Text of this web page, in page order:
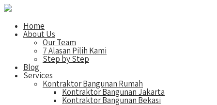
Home
About Us
Our Team
7 Alasan Pilih Kami
Step by Step
Blog
Services
Kontraktor Bangunan Rumah
Kontraktor Bangunan Jakarta
Kontraktor Bangunan Bekasi